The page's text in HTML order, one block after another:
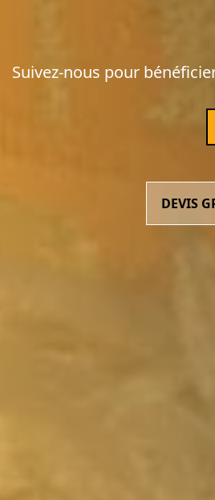
Suivez-nous pour
DEVIS